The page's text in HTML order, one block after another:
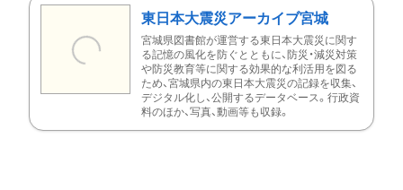
東日本大震災アーカイブ宮城
宮城県図書館が運営する東日本大震災に関す
る記憶の風化を防ぐとともに、防災・減災対策
や防災教育等に関する効果的な利活用を図る
ため、宮城県内の東日本大震災の記録を収集、
デジタル化し、公開するデータベース。行政資
料のほか、写真、動画等も収録。